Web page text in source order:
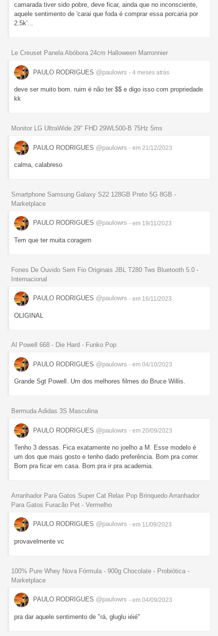
camarada tiver sido pobre, deve ficar, ainda que no inconsciente,
aquele sentimento de 'carai que foda é comprar essa porcaria por
2.5k'...
Le Creuset Panela Abóbora 24cm Halloween Marronnier
PAULO RODRIGUES @paulowrs - 4 meses atrás
deve ser muito bom. ruim é não ter $$ e digo isso com propriedade
kk
Monitor LG UltraWide 29" FHD 29WL500-B 75Hz 5ms
PAULO RODRIGUES @paulowrs - em 21/12/2023
calma, calabreso
Smartphone Samsung Galaxy S22 128GB Preto 5G 8GB -
Marketplace
PAULO RODRIGUES @paulowrs - em 19/11/2023
Tem que ter muita coragem
Fones De Ouvido Sem Fio Originais JBL T280 Tws Bluetooth 5.0 -
Internacional
PAULO RODRIGUES @paulowrs - em 16/11/2023
OLIGINAL
Al Powell 668 - Die Hard - Funko Pop
PAULO RODRIGUES @paulowrs - em 04/10/2023
Grande Sgt Powell. Um dos melhores filmes do Bruce Willis.
Bermuda Adidas 3S Masculina
PAULO RODRIGUES @paulowrs - em 20/09/2023
Tenho 3 dessas. Fica exatamente no joelho a M. Esse modelo é
um dos que mais gosto e tenho dado preferência. Bom pra correr.
Bom pra ficar em casa. Bom pra ir pra academia.
Arranhador Para Gatos Super Cat Relax Pop Brinquedo Arranhador
Para Gatos Furacão Pet - Vermelho
PAULO RODRIGUES @paulowrs - em 11/09/2023
provavelmente vc
100% Pure Whey Nova Fórmula - 900g Chocolate - Probiótica -
Marketplace
PAULO RODRIGUES @paulowrs - em 04/09/2023
pra dar aquele sentimento de "rá, gluglu iéié"